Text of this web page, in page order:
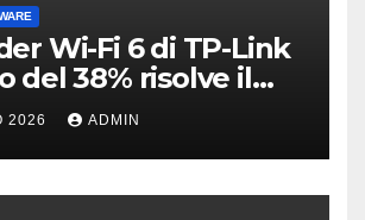
Wi-Fi 6 di TP-Link
del 38% risolve il
delle zone morte
2026 ADMIN